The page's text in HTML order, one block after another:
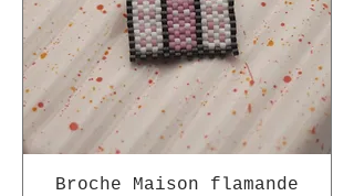
Broche Maison flamande